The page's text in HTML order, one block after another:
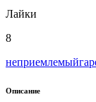
Лайки
8
неприемлемый
Описание